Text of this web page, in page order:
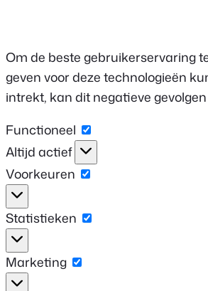
Om de beste gebruikerservaring
geven voor deze technologieën
intrekt, kan dit negatieve
Functioneel
Functioneel
Altijd actief
Voorkeuren
Voorkeuren
Statistieken
Statistieken
Marketing
Marketing